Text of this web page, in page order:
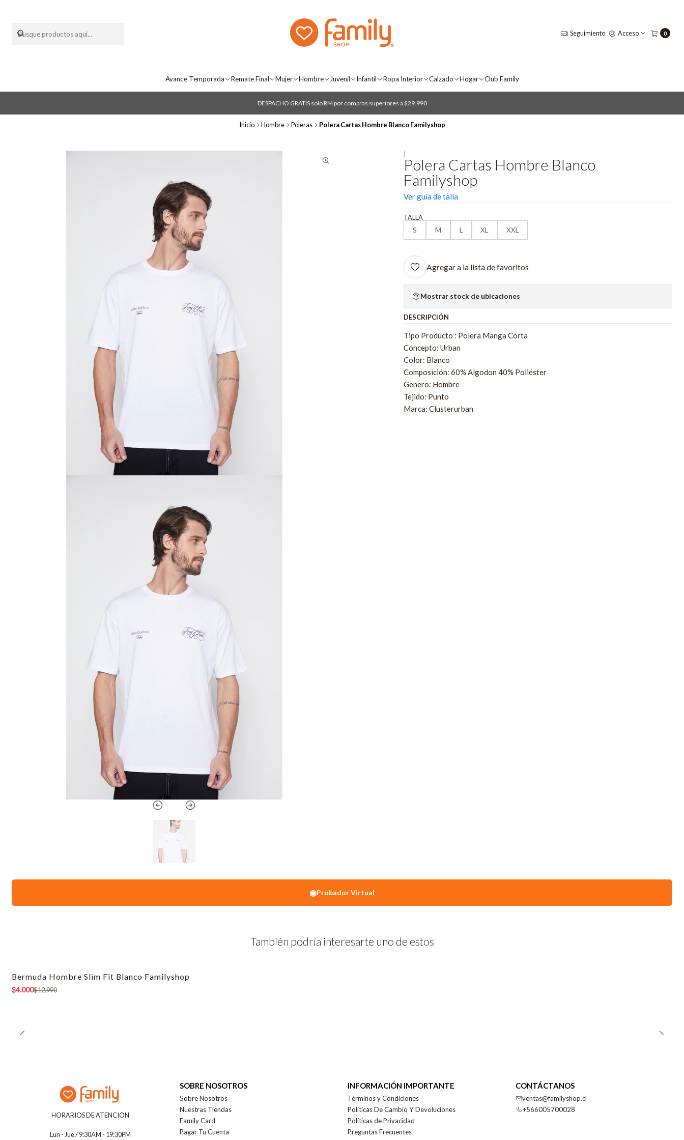
Seguimiento Acceso 0
Avance Temporada Remate Final Mujer Hombre Juvenil Infantil Ropa Interior Calzado Hogar Club Family
DESPACHO GRATIS solo RM por compras superiores a $29.990
Inicio Hombre Poleras Polera Cartas Hombre Blanco Familyshop
Polera Cartas Hombre Blanco
Familyshop
Ver guía de talla
TALLA
S
M L XL XXL
Agregar a la lista de favoritos
Mostrar stock de ubicaciones
DESCRIPCIÓN
Tipo Producto : Polera Manga Corta
Concepto: Urban
Color: Blanco
Composición: 60% Algodon 40% Poliéster
Genero: Hombre
Tejido: Punto
Marca: Clusterurban
◉Probador Virtual
También podría interesarte uno de estos
-69% OFF
Bermuda Hombre Slim Fit Blanco Familyshop
$4.000$12.990
HORARIOS DE ATENCION
Lun - Jue / 9:30AM - 19:30PM
SOBRE NOSOTROS
Sobre Nosotros
Nuestras Tiendas
Family Card
Pagar Tu Cuenta
INFORMACIÓN IMPORTANTE
Términos y Condiciones
Políticas De Cambio Y Devoluciones
Políticas de Privacidad
Preguntas Frecuentes
CONTÁCTANOS
ventas@familyshop.cl
+566005700028